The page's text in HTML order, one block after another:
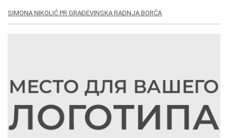
SIMONA NIKOLIĆ PR GRAĐEVINSKA RADNJA BORČA